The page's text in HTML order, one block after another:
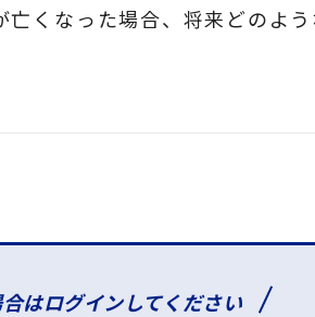
くなった場合、将来どのよう
はログインしてください